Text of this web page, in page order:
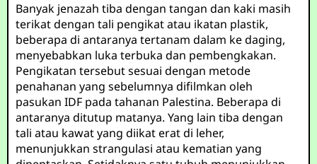
Banyak jenazah tiba dengan tangan dan kaki masih
terikat dengan tali pengikat atau ikatan plastik,
beberapa di antaranya tertanam dalam ke daging,
menyebabkan luka terbuka dan pembengkakan.
Pengikatan tersebut sesuai dengan metode
penahanan yang sebelumnya difilmkan oleh
pasukan IDF pada tahanan Palestina. Beberapa di
antaranya ditutup matanya. Yang lain tiba dengan
tali atau kawat yang diikat erat di leher,
menunjukkan strangulasi atau kematian yang